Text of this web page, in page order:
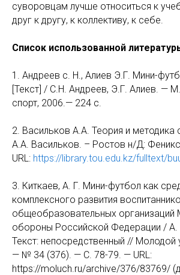
суворовцам лучше относиться к
друг к другу, к коллективу, к себе.
Список использованной
1. Андреев с. Н., Алиев Э.Г. Мини-
[Текст] / С.Н. Андреев, Э.Г. Алиев. —
спорт, 2006.— 224 с.
2. Васильков А.А. Теория и методика
А.А. Васильков. – Ростов н/Д:
URL: https://library.tou.edu.kz/fulltext/
3. Киткаев, А. Г. Мини-футбол как
комплексного развития
общеобразовательных организаций
обороны Российской Федерации / А.
Текст: непосредственный // Молодой
— № 34 (376). — С. 78-79. — URL:
https://moluch.ru/archive/376/83769/